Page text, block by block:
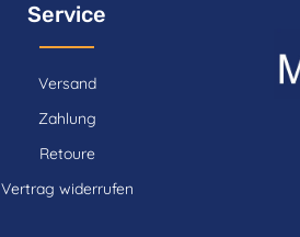
Service
Versand
Zahlung
Retoure
Vertrag widerrufen